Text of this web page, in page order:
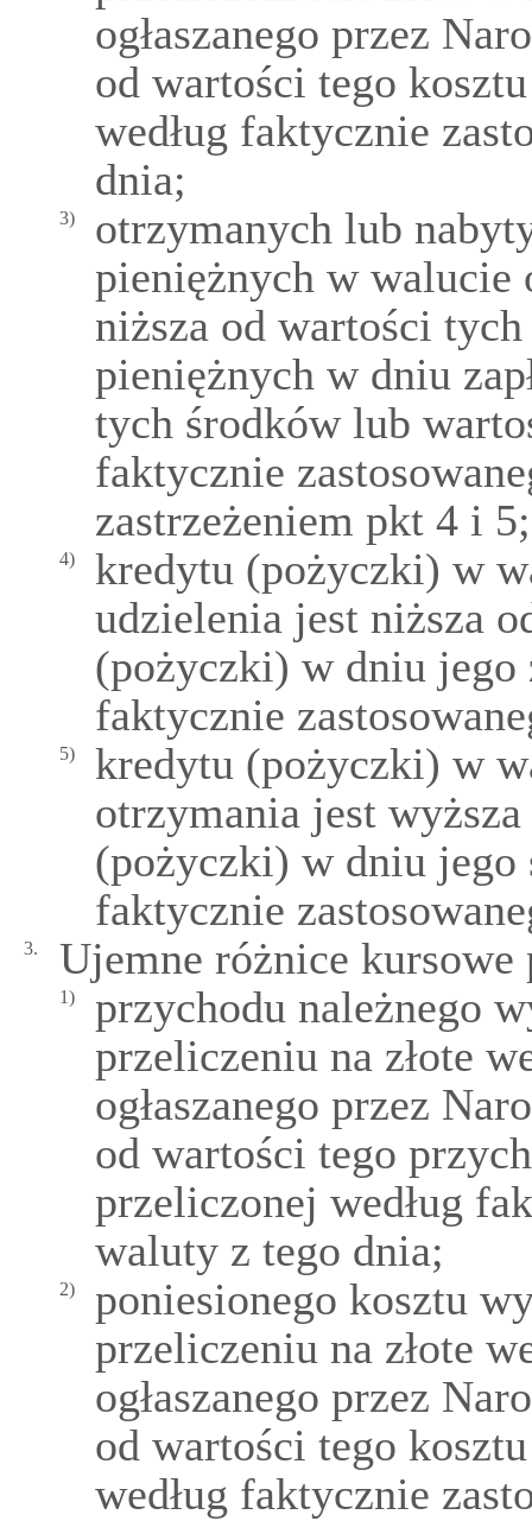
ogłaszanego przez
od wartości tego
według faktycznie
dnia;
3)
otrzymanych lub
pieniężnych w walucie
niższa od wartości
pieniężnych w dniu
tych środków lub
faktycznie
zastrzeżeniem pkt 4 i 5;
4)
kredytu (pożyczki) w
udzielenia jest niższa
(pożyczki) w dniu jego
faktycznie
5)
kredytu (pożyczki) w
otrzymania jest
(pożyczki) w dniu jego
faktycznie
3. Ujemne różnice
1)
przychodu należnego
przeliczeniu na złote
ogłaszanego przez
od wartości tego
przeliczonej według
waluty z tego dnia;
2)
poniesionego kosztu
przeliczeniu na złote
ogłaszanego przez
od wartości tego
według faktycznie